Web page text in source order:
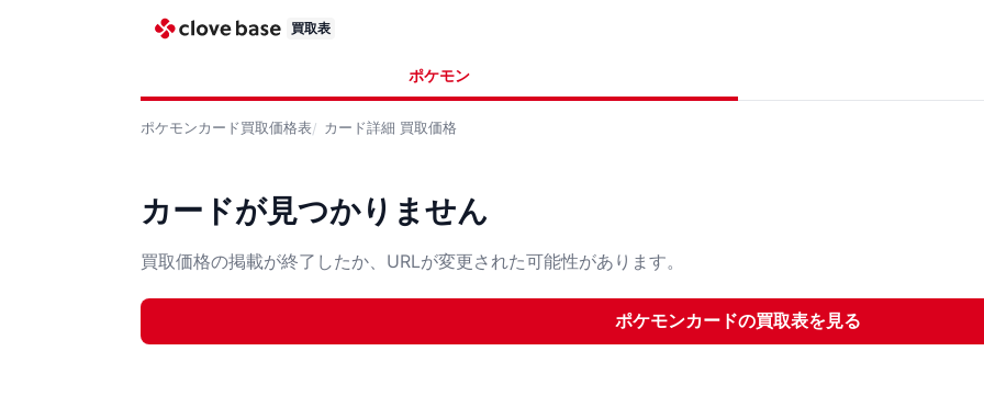
買取表
ポケモン
ポケモンカード買取価格表 カード詳細 買取価格
カードが見つかりません
買取価格の掲載が終了したか、URLが変更された可能性があります。
ポケモンカードの買取表を見る